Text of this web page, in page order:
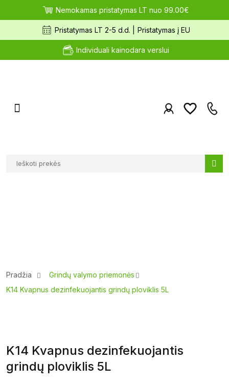
Nemokamas pristatymas LT nuo 99.00€
Pristatymas LT 2-5 d.d. | Pristatymas į EU
Individuali kainodara verslui
Pradžia
Grindų valymo priemonės
K14 Kvapnus dezinfekuojantis grindų ploviklis 5L
K14 Kvapnus dezinfekuojantis
grindų ploviklis 5L